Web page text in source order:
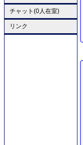
チャット(0人在室)
リンク